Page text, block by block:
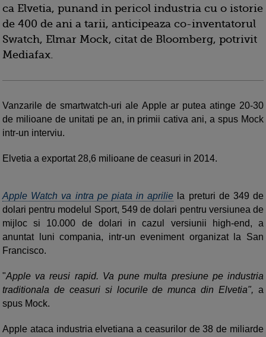
ca Elvetia, punand in pericol industria cu o istorie
de 400 de ani a tarii, anticipeaza co-inventatorul
Swatch, Elmar Mock, citat de Bloomberg, potrivit
Mediafax.
Vanzarile de smartwatch-uri ale Apple ar putea atinge 20-30
de milioane de unitati pe an, in primii cativa ani, a spus Mock
intr-un interviu.
Elvetia a exportat 28,6 milioane de ceasuri in 2014.
Apple Watch va intra pe piata in aprilie la preturi de 349 de
dolari pentru modelul Sport, 549 de dolari pentru versiunea de
mijloc si 10.000 de dolari in cazul versiunii high-end, a
anuntat luni compania, intr-un eveniment organizat la San
Francisco.
"Apple va reusi rapid. Va pune multa presiune pe industria
traditionala de ceasuri si locurile de munca din Elvetia", a
spus Mock.
Apple ataca industria elvetiana a ceasurilor de 38 de miliarde